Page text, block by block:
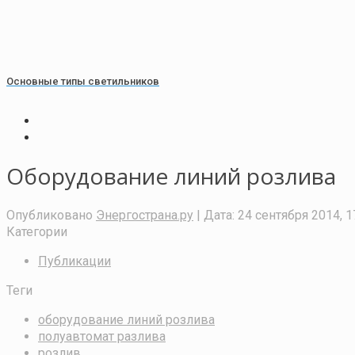
Основные типы светильников
Оборудование линий розлива
Опубликовано Энергострана.ру | Дата: 24 сентября 2014,
Категории
Публикации
Теги
оборудование линий розлива
полуавтомат разлива